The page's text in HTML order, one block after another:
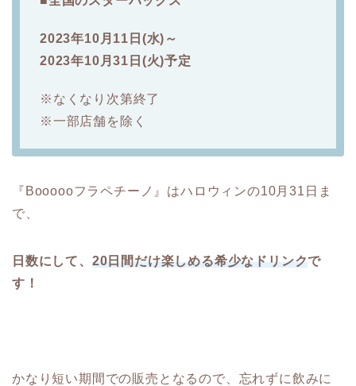
2023年10月11日(水)～
2023年10月31日(火)予定
※なくなり次第終了
※一部店舗を除く
『Boooooフラペチーノ』はハロウィンの10月31日ま
で、
日数にして、 20日間だけ楽しめる希少なドリンクで
す！
かなり短い期間での販売となるので、忘れずに飲みに